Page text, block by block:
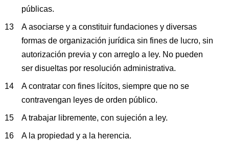
públicas.
A asociarse y a constituir fundaciones y diversas
formas de organización jurídica sin fines de lucro, sin
autorización previa y con arreglo a ley. No pueden
ser disueltas por resolución administrativa.
A contratar con fines lícitos, siempre que no se
contravengan leyes de orden público.
A trabajar libremente, con sujeción a ley.
A la propiedad y a la herencia.